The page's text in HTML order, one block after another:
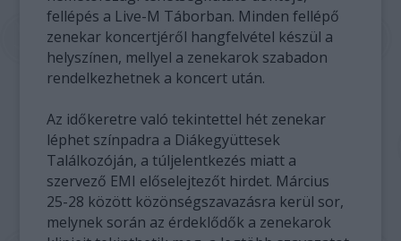
fellépés a Live-M Táborban. Minden fellépő
zenekar koncertjéről hangfelvétel készül a
helyszínen, mellyel a zenekarok szabadon
rendelkezhetnek a koncert után.
Az időkeretre való tekintettel hét zenekar
léphet színpadra a Diákegyüttesek
Találkozóján, a túljelentkezés miatt a
szervező EMI előselejtezőt hirdet. Március
25-28 között közönségszavazásra kerül sor,
melynek során az érdeklődők a zenekarok